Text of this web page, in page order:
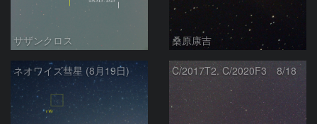
サザンクロス 桑原康吉
ネオワイズ彗星 (8月19日) C/2017T2. C/2020F3 8/18